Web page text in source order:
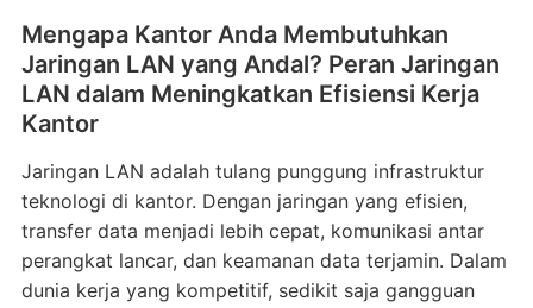
Mengapa Kantor Anda Membutuhkan
Jaringan LAN yang Andal? Peran Jaringan
LAN dalam Meningkatkan Efisiensi Kerja
Kantor
Jaringan LAN adalah tulang punggung infrastruktur
teknologi di kantor. Dengan jaringan yang efisien,
transfer data menjadi lebih cepat, komunikasi antar
perangkat lancar, dan keamanan data terjamin. Dalam
dunia kerja yang kompetitif, sedikit saja gangguan